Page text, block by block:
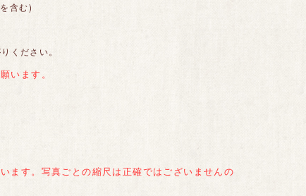
含む)
ください。
います。
ます。写真ごとの縮尺は正確ではございませんの